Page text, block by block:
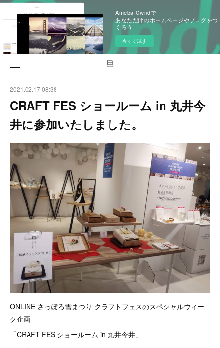
Ameba Owndで
あなただけのホームページやブログをつ
くろう
今すぐ試す
2021.02.17 08:38
CRAFT FES ショールーム in 丸井今
井に参加いたしました。
ONLINE さっぽろ雪まつり クラフトフェスのスペシャルウィー
ク企画
「CRAFT FES ショールーム in 丸井今井」